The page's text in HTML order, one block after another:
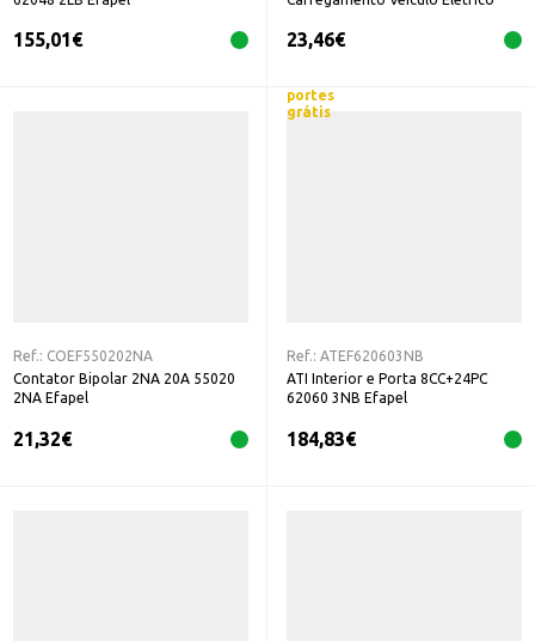
155,01€ 23,46€
Ref.: COEF550202NA
Contator Bipolar 2NA 20A 55020
2NA Efapel
21,32€
portes
grátis
Ref.: ATEF620603NB
ATI Interior e Porta 8CC+24PC
62060 3NB Efapel
184,83€